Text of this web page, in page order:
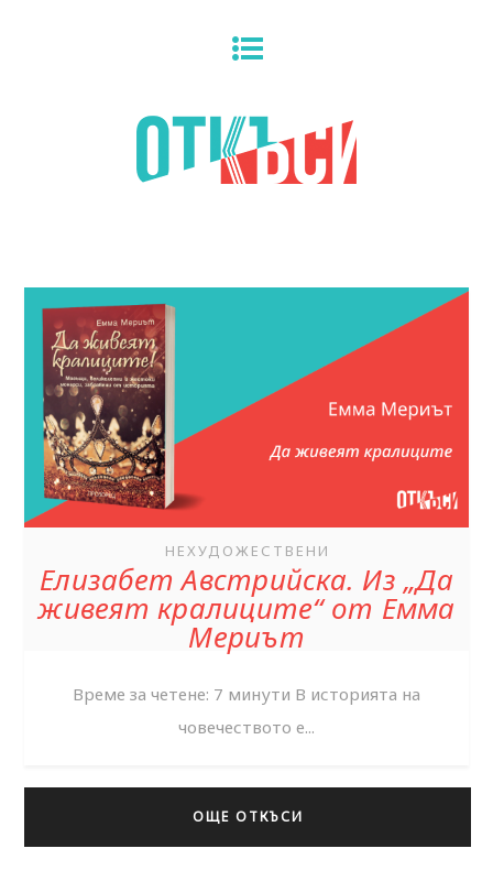
НЕХУДОЖЕСТВЕНИ
Елизабет Австрийска. Из „Да
живеят кралиците“ от Емма
Мериът
Време за четене: 7 минути В историята на
човечеството е...
ОЩЕ ОТКЪСИ